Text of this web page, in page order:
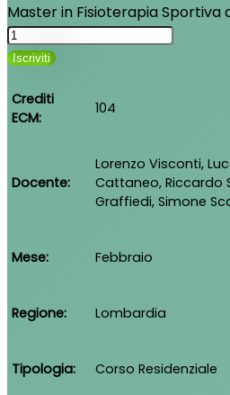
Master in Fisioterapia Sportiva
Iscriviti
Crediti
ECM
104
Docente
Lorenzo Visconti,
Cattaneo, Riccardo
Graffiedi, Simone
Mese Febbraio
Regione Lombardia
Tipologia Corso Residenziale